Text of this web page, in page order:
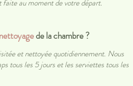
faite au moment de votre départ.
nettoyagede la chambre ?
et nettoyée quotidiennement. Nous
tous les 5 jours et les serviettes tous les